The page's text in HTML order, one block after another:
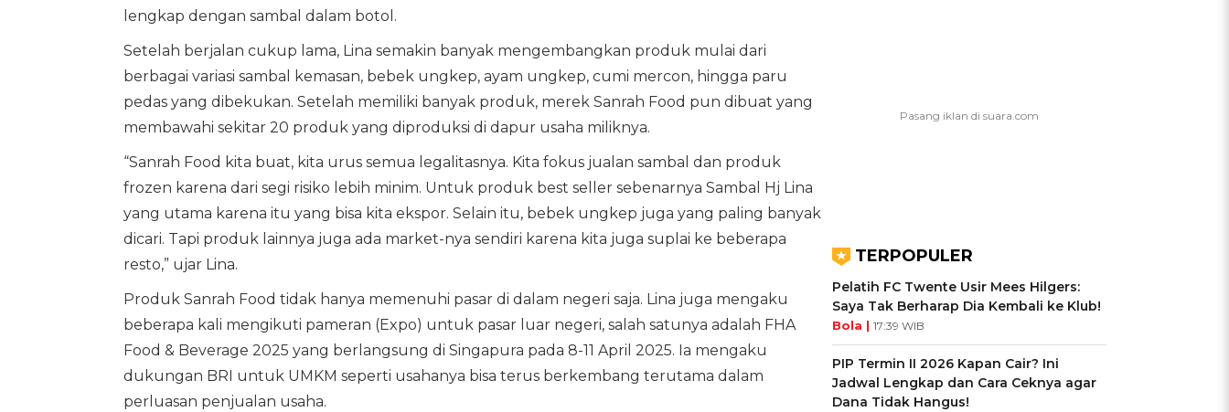
lengkap dengan sambal dalam botol.
Setelah berjalan cukup lama, Lina semakin banyak mengembangkan produk mulai dari
berbagai variasi sambal kemasan, bebek ungkep, ayam ungkep, cumi mercon, hingga paru
pedas yang dibekukan. Setelah memiliki banyak produk, merek Sanrah Food pun dibuat yang
membawahi sekitar 20 produk yang diproduksi di dapur usaha miliknya.
“Sanrah Food kita buat, kita urus semua legalitasnya. Kita fokus jualan sambal dan produk
frozen karena dari segi risiko lebih minim. Untuk produk best seller sebenarnya Sambal Hj Lina
yang utama karena itu yang bisa kita ekspor. Selain itu, bebek ungkep juga yang paling banyak
dicari. Tapi produk lainnya juga ada market-nya sendiri karena kita juga suplai ke beberapa
resto,” ujar Lina.
Produk Sanrah Food tidak hanya memenuhi pasar di dalam negeri saja. Lina juga mengaku
beberapa kali mengikuti pameran (Expo) untuk pasar luar negeri, salah satunya adalah FHA
Food & Beverage 2025 yang berlangsung di Singapura pada 8-11 April 2025. Ia mengaku
dukungan BRI untuk UMKM seperti usahanya bisa terus berkembang terutama dalam
perluasan penjualan usaha.
TERPOPULER
Pelatih FC Twente Usir Mees Hilgers:
Saya Tak Berharap Dia Kembali ke Klub!
Bola | 17:39 WIB
PIP Termin II 2026 Kapan Cair? Ini
Jadwal Lengkap dan Cara Ceknya agar
Dana Tidak Hangus!